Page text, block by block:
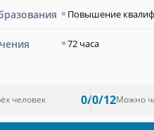
Повышение
72 часа
человек 0/0/12Можно